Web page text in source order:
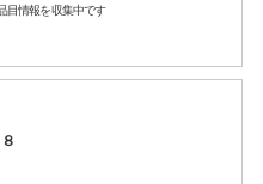
目情報を収集中です